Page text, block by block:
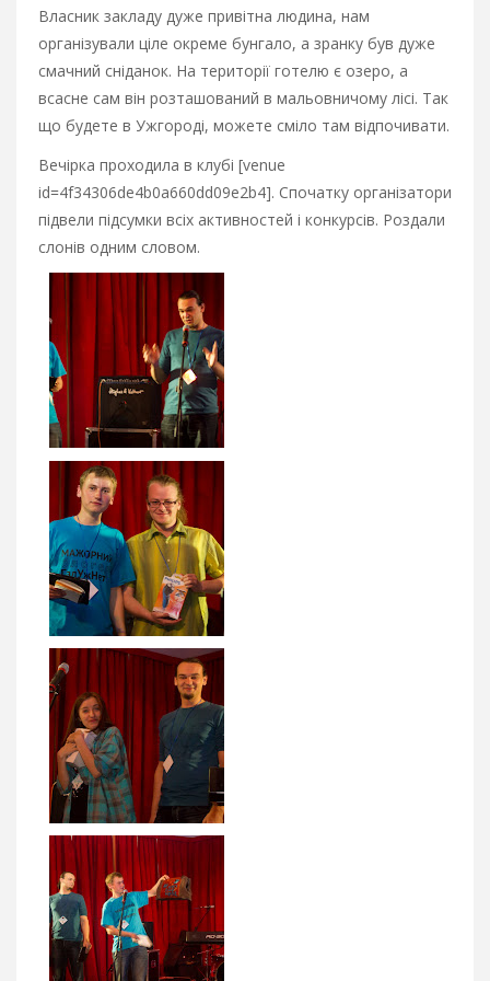
Власник закладу дуже привітна людина, нам
організували ціле окреме бунгало, а зранку був дуже
смачний сніданок. На території готелю є озеро, а
всасне сам він розташований в мальовничому лісі. Так
що будете в Ужгороді, можете сміло там відпочивати.
Вечірка проходила в клубі [venue
id=4f34306de4b0a660dd09e2b4]. Спочатку організатори
підвели підсумки всіх активностей і конкурсів. Роздали
слонів одним словом.